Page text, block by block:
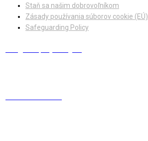
Staň sa našim dobrovoľníkom
Zásady používania súborov cookie (EÚ)
Safeguarding Policy